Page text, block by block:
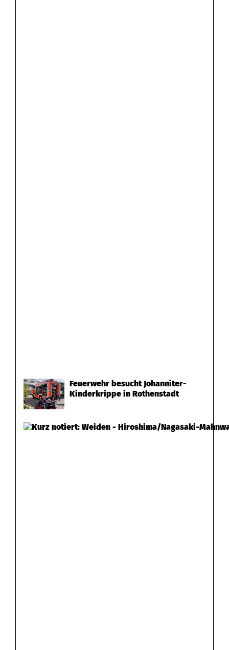
Feuerwehr besucht Johanniter-
Kinderkrippe in Rothenstadt